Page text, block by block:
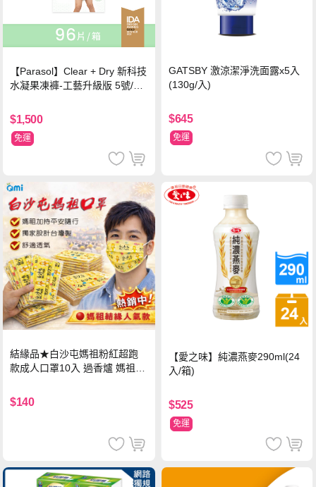
【Parasol】Clear + Dry 新科技
水凝果凍褲-工藝升級版 5號/XL
$1,500
免運
GATSBY 激涼潔淨洗面露x5入
(130g/入)
$645
免運
結緣品★白沙屯媽祖粉紅超跑
款成人口罩10入 過香爐 媽祖加
$140
【愛之味】純濃燕麥290ml(24
入/箱)
$525
免運